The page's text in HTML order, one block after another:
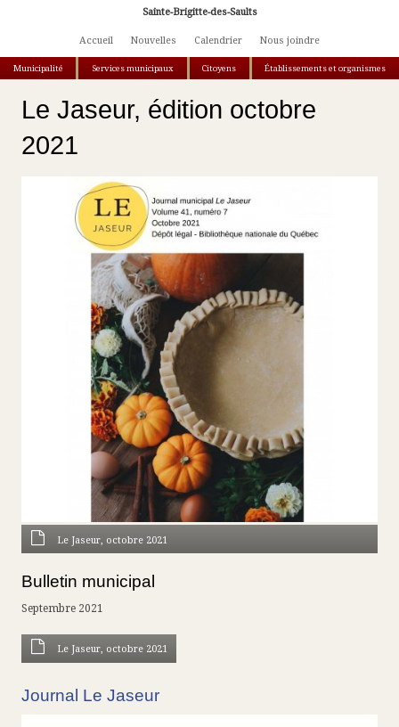
Aller au contenu principalSainte-Brigitte-des-Saults
Accueil Nouvelles Calendrier Nous joindre
Municipalité Services municipaux Citoyens Établissements et organismes
Vous êtes ici
Le Jaseur, édition octobre
2021
Le Jaseur, octobre 2021
Bulletin municipal
Septembre 2021
Le Jaseur, octobre 2021
Journal Le Jaseur